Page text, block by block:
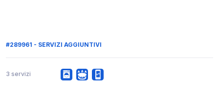
#289961 - SERVIZI AGGIUNTIVI
3 servizi